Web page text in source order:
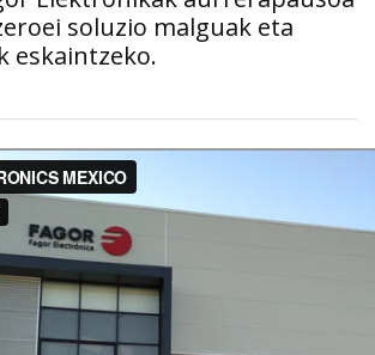
soluzio malguak eta
eskaintzeko.